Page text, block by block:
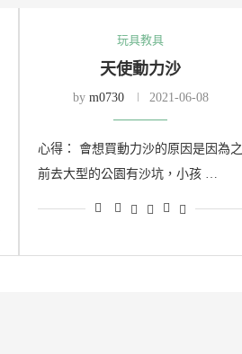
玩具教具
天使動力沙
by m0730 2021-06-08
心得： 會想買動力沙的原因是因為之
前去大型的公園有沙坑，小孩 …